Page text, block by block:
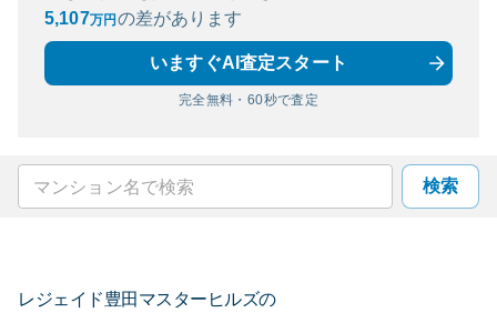
5,107万円 の差があります
いますぐAI査定スタート
完全無料・60秒で査定
検索
レジェイド豊田マスターヒルズの